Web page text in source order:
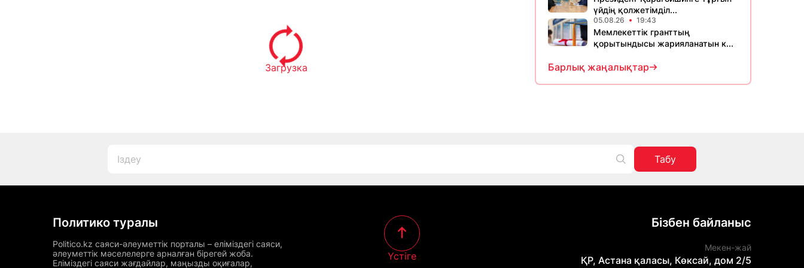
Загрузка
үйдің қолжетімділ...
05.08.26 19:43
Мемлекеттік гранттың
қорытындысы жарияланатын к...
Барлық жаңалықтар
Табу
Политико туралы
Politico.kz саяси-әлеуметтік порталы – еліміздегі саяси,
әлеуметтік мәселелерге арналған бірегей жоба.
Еліміздегі саяси жағдайлар, маңызды оқиғалар,
Үстіге
Бізбен байланыс
Мекен-жай
ҚР, Астана қаласы, Көксай, дом 2/5